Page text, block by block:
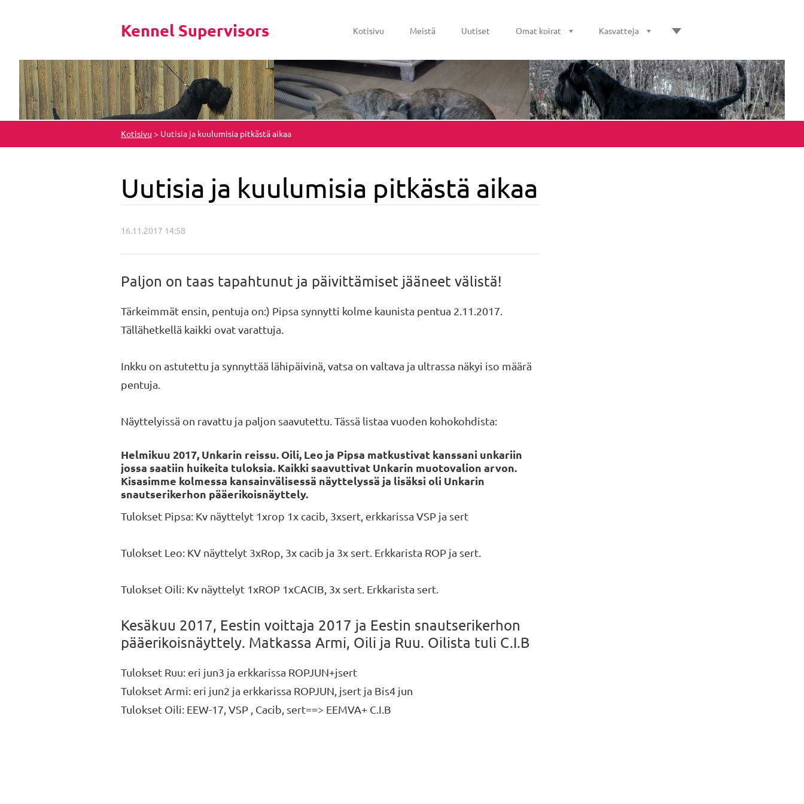
Kennel Supervisors Kotisivu Meistä Uutiset Omat koirat Kasvatteja
Kotisivu > Uutisia ja kuulumisia pitkästä aikaa
Uutisia ja kuulumisia pitkästä aikaa
16.11.2017 14:58
Paljon on taas tapahtunut ja päivittämiset jääneet välistä!
Tärkeimmät ensin, pentuja on:) Pipsa synnytti kolme kaunista pentua 2.11.2017.
Tällähetkellä kaikki ovat varattuja.
Inkku on astutettu ja synnyttää lähipäivinä, vatsa on valtava ja ultrassa näkyi iso määrä
pentuja.
Näyttelyissä on ravattu ja paljon saavutettu. Tässä listaa vuoden kohokohdista:
Helmikuu 2017, Unkarin reissu. Oili, Leo ja Pipsa matkustivat kanssani unkariin
jossa saatiin huikeita tuloksia. Kaikki saavuttivat Unkarin muotovalion arvon.
Kisasimme kolmessa kansainvälisessä näyttelyssä ja lisäksi oli Unkarin
snautserikerhon pääerikoisnäyttely.
Tulokset Pipsa: Kv näyttelyt 1xrop 1x cacib, 3xsert, erkkarissa VSP ja sert
Tulokset Leo: KV näyttelyt 3xRop, 3x cacib ja 3x sert. Erkkarista ROP ja sert.
Tulokset Oili: Kv näyttelyt 1xROP 1xCACIB, 3x sert. Erkkarista sert.
Kesäkuu 2017, Eestin voittaja 2017 ja Eestin snautserikerhon
pääerikoisnäyttely. Matkassa Armi, Oili ja Ruu. Oilista tuli C.I.B
Tulokset Ruu: eri jun3 ja erkkarissa ROPJUN+jsert
Tulokset Armi: eri jun2 ja erkkarissa ROPJUN, jsert ja Bis4 jun
Tulokset Oili: EEW-17, VSP , Cacib, sert==> EEMVA+ C.I.B